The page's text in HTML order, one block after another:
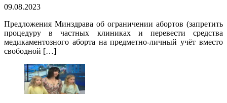
09.08.2023
Предложения Минздрава об ограничении абортов (запретить
процедуру в частных клиниках и перевести средства
медикаментозного аборта на предметно-личный учёт вместо
свободной […]